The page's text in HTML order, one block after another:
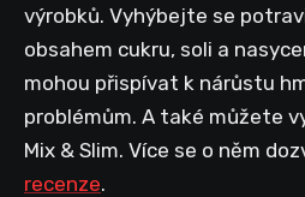
výrobků. Vyhýbejte se
obsahem cukru, soli a
mohou přispívat k nárůstu
problémům. A také můžete
Mix & Slim. Více se o něm
recenze.